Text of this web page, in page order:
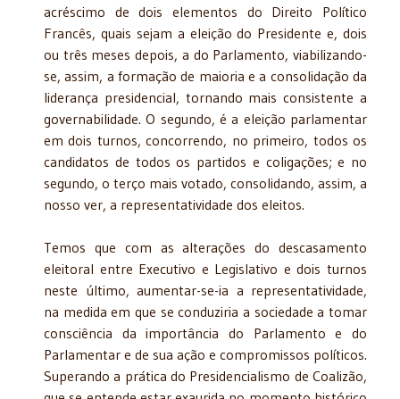
acréscimo de dois elementos do Direito Político
Francês, quais sejam a eleição do Presidente e, dois
ou três meses depois, a do Parlamento, viabilizando-
se, assim, a formação de maioria e a consolidação da
liderança presidencial, tornando mais consistente a
governabilidade. O segundo, é a eleição parlamentar
em dois turnos, concorrendo, no primeiro, todos os
candidatos de todos os partidos e coligações; e no
segundo, o terço mais votado, consolidando, assim, a
nosso ver, a representatividade dos eleitos.
Temos que com as alterações do descasamento
eleitoral entre Executivo e Legislativo e dois turnos
neste último, aumentar-se-ia a representatividade,
na medida em que se conduziria a sociedade a tomar
consciência da importância do Parlamento e do
Parlamentar e de sua ação e compromissos políticos.
Superando a prática do Presidencialismo de Coalizão,